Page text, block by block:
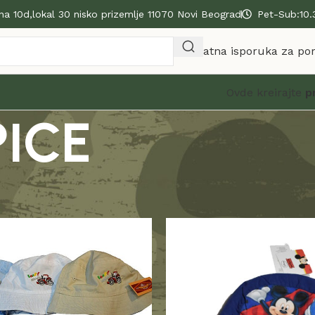
10d,lokal 30 nisko prizemlje 11070 Novi Beograd Pet-
Besplatna isporuka za
Ovde kreirajte
KAPICE